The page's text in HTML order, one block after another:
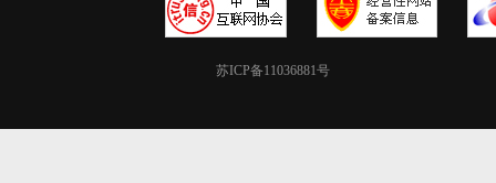
苏ICP备11036881号